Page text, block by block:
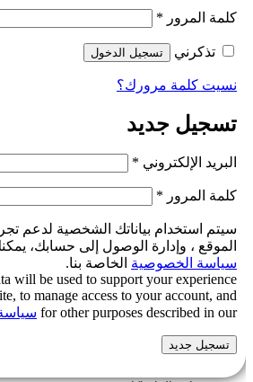
كلمة المرور *
تذكرني تسجيل الدخول
نسيت كلمة مرورك؟
تسجيل جديد
البريد الإلكتروني *
كلمة المرور *
سيتم استخدام بياناتك الشخصية لدعم
الموقع ، وإدارة الوصول إلى حسابك،
سياسة الخصوصية الخاصة بنا.
will be used to support your experience
to manage access to your account, and
for other purposes described in our
تسجيل جديد